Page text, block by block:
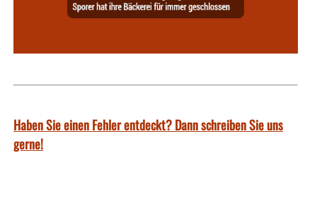
Haben Sie einen Fehler entdeckt? Dann schreiben Sie uns
gerne!